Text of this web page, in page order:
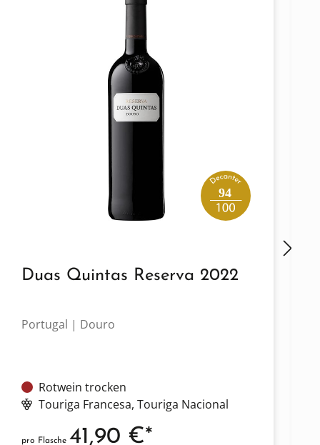
94
Duas Quintas Reserva 2022
Portugal | Douro
Rotwein trocken
Touriga Francesa, Touriga Nacional
pro Flasche41,90 €*